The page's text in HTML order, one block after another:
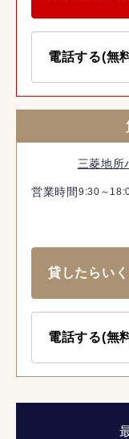
電話する(無
三菱地所
営業時間 9:30～
貸したらい
電話する(無